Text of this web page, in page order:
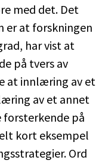
med det. Det
er at forskningen
har vist at
på tvers av
at innlæring av et
av et annet
på
kort eksempel
Ord